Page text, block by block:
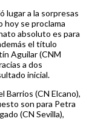
lugar a la sorpresas
hoy se proclama
absoluto es para
el título
Aguilar (CNM
a dos
inicial.
Barrios (CN Elcano),
son para Petra
(CN Sevilla),